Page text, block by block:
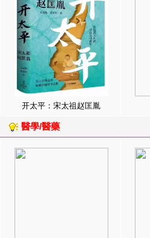
开太平：宋太祖赵匡胤
醫學/醫藥